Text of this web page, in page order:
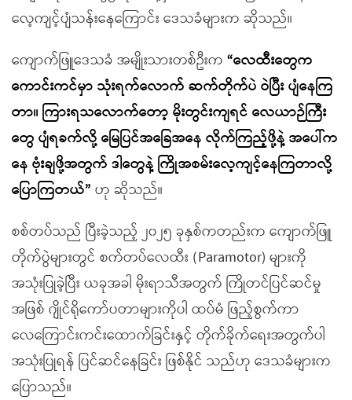
လေ့ကျင့်ပျံသန်းနေကြောင်း ဒေသခံများက ဆိုသည်။
ကျောက်ဖြူဒေသခံ အမျိုးသားတစ်ဦးက “လေထီးတွေက
ကောင်းကင်မှာ သုံးရက်လောက် ဆက်တိုက်ပဲ ဝဲပြီး ပျံနေကြ
တာ။ ကြားရသလောက်တော့ မိုးတွင်းကျရင် လေယာဉ်ကြီး
တွေ ပျံရခက်လို့ မြေပြင်အခြေအနေ လိုက်ကြည့်ဖို့နဲ့ အပေါ်က
နေ ဗုံးချဖို့အတွက် ဒါတွေနဲ့ ကြိုအစမ်းလေ့ကျင့်နေကြတာလို့
ပြောကြတယ်” ဟု ဆိုသည်။
စစ်တပ်သည် ပြီးခဲ့သည့် ၂၀၂၅ ခုနှစ်ကတည်းက ကျောက်ဖြူ
တိုက်ပွဲများတွင် စက်တပ်လေထီး (Paramotor) များကို
အသုံးပြုခဲ့ပြီး ယခုအခါ မိုးရာသီအတွက် ကြိုတင်ပြင်ဆင်မှု
အဖြစ် ဂျိုင်ရိုကော်ပတာများကိုပါ ထပ်မံ ဖြည့်စွက်ကာ
လေကြောင်းကင်းထောက်ခြင်းနှင့် တိုက်ခိုက်ရေးအတွက်ပါ
အသုံးပြုရန် ပြင်ဆင်နေခြင်း ဖြစ်နိုင် သည်ဟု ဒေသခံများက
ပြောသည်။